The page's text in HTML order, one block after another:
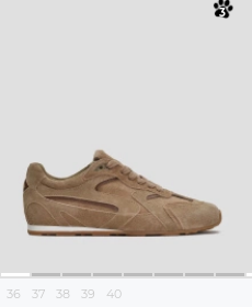
36 37 38 39 40